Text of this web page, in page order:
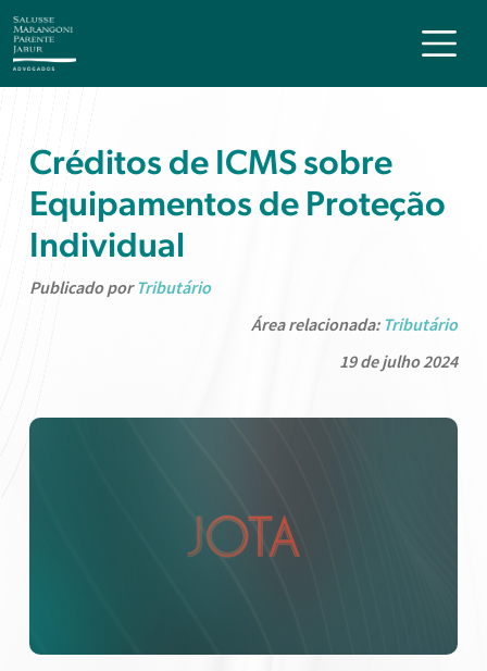
Créditos de ICMS sobre
Equipamentos de Proteção
Individual
Publicado porTributário
Área relacionada: Tributário
19 de julho 2024